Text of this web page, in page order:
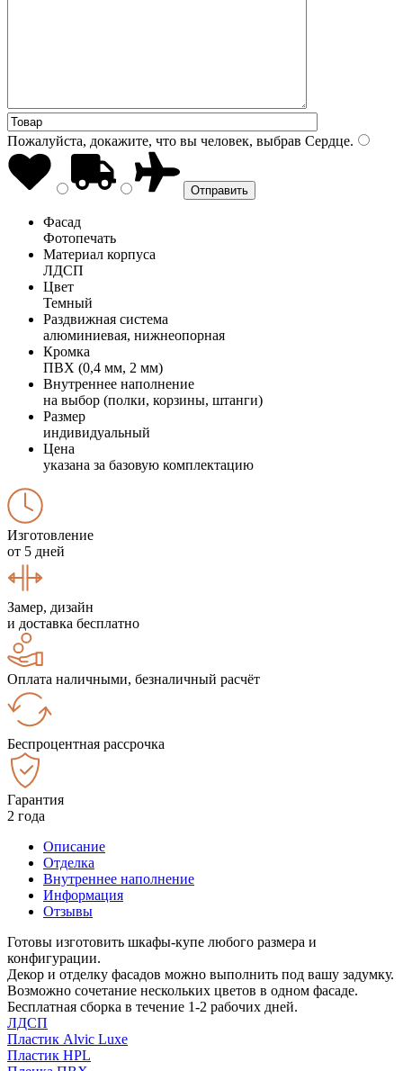
Пожалуйста, докажите, что вы человек, выбрав Сердце.
Фасад
Фотопечать
Материал корпуса
ЛДСП
Цвет
Темный
Раздвижная система
алюминиевая, нижнеопорная
Кромка
ПВХ (0,4 мм, 2 мм)
Внутреннее наполнение
на выбор (полки, корзины, штанги)
Размер
индивидуальный
Цена
указана за базовую комплектацию
Изготовление
от 5 дней
Замер, дизайн
и доставка бесплатно
Оплата наличными, безналичный расчёт
Беспроцентная рассрочка
Гарантия
2 года
Описание
Отделка
Внутреннее наполнение
Информация
Отзывы
Готовы изготовить шкафы-купе любого размера и
конфигурации.
Декор и отделку фасадов можно выполнить под вашу задумку.
Возможно сочетание нескольких цветов в одном фасаде.
Бесплатная сборка в течение 1-2 рабочих дней.
ЛДСП
Пластик Alvic Luxe
Пластик HPL